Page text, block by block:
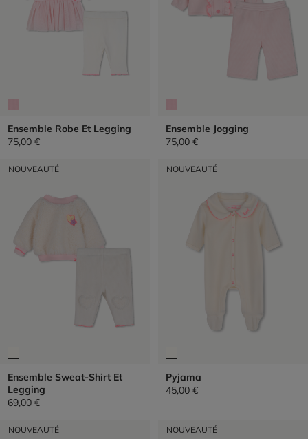
Ensemble Robe Et Legging
75,00 €
Ensemble Jogging
75,00 €
NOUVEAUTÉ
Ensemble Sweat-Shirt Et
Legging
69,00 €
NOUVEAUTÉ
Pyjama
45,00 €
NOUVEAUTÉ NOUVEAUTÉ